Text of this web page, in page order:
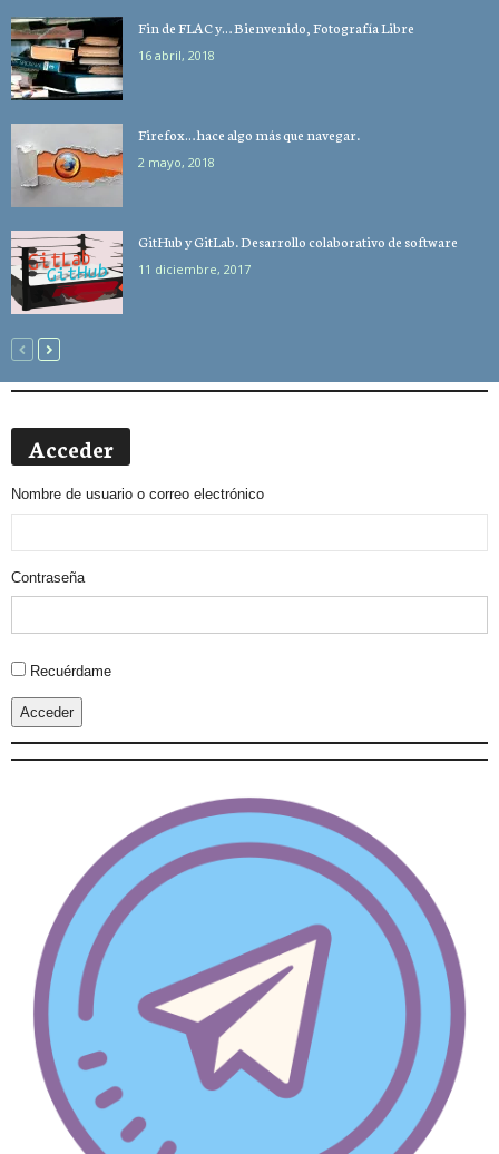
Fin de FLAC y… Bienvenido, Fotografía Libre
16 abril, 2018
Firefox… hace algo más que navegar.
2 mayo, 2018
GitHub y GitLab. Desarrollo colaborativo de software
11 diciembre, 2017
Acceder
Nombre de usuario o correo electrónico
Contraseña
Alternative:
Recuérdame
Acceder